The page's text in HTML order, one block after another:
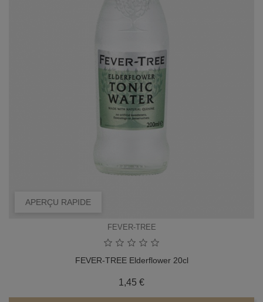
APERÇU RAPIDE
FEVER-TREE
FEVER-TREE Elderflower 20cl
1,45 €Prix